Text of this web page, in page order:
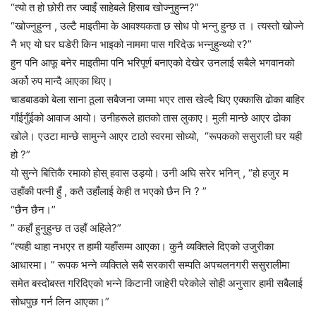
“त्यो त हो छोरी तर ज्वाइँ साहेबले हिसाब खोज्नुहुन्न?”
“खोज्नुहुन्न , उल्टै माइतीमा के आवश्यकता छ सोध पो भन्नु हुन्छ त । त्यस्तो खोज्ने
नै भए यो घर घडेरी किन भाइको नाममा पास गरिदेऊ भन्नुहुन्थ्यो र?”
हुन पनि आफू बनेर माइतीमा पनि भरिपूर्ण बनाएको देखेर उनलाई सबैले भगवानको
अर्को रुप मान्दै आएका थिए।
चाडबाडको बेला साना ठूला सबैजना जम्मा भएर तास खेल्दै थिए एक्कासि ढोका बाहिर
गाँईगुँईको आवाज आयो। उनीहरूले हातको तास लुकाए। मुली मान्छे आएर ढोका
खोले। एउटा मान्छे सामुन्ने आएर टाठो स्वरमा सोध्यो, “रूपकको ससुराली घर यही
हो ?”
यो सुन्ने बित्तिकै रमाको होस् हवास उड्यो। उनी अघि सरेर भनिन् , “हो हजुर म
उहाँकी पत्नी हुँ , कतै उहाँलाई केही त भएको छैन नि ? ”
“छैन छैन।”
” कहाँ हुनुहुन्छ त उहाँ अहिले?”
“त्यही थाहा नभएर त हामी यहाँसम्म आएका। कुनै व्यक्तिले दिएको उजुरीका
आधारमा। ” रूपक भन्ने व्यक्तिले सबै सरकारी सम्पति अपचलनगरी ससुरालीमा
समेत बस्दोबस्त गरिदिएको भन्ने किटानी जाहेरी परेकोले सोही अनुसार हामी सबैलाई
सोधपुछ गर्न लिन आएका।”